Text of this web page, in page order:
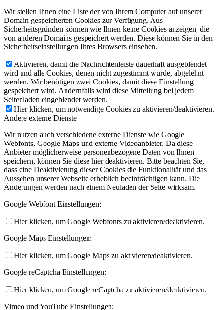
Wir stellen Ihnen eine Liste der von Ihrem Computer auf unserer
Domain gespeicherten Cookies zur Verfügung. Aus
Sicherheitsgründen können wie Ihnen keine Cookies anzeigen, die
von anderen Domains gespeichert werden. Diese können Sie in den
Sicherheitseinstellungen Ihres Browsers einsehen.
Aktivieren, damit die Nachrichtenleiste dauerhaft ausgeblendet
wird und alle Cookies, denen nicht zugestimmt wurde, abgelehnt
werden. Wir benötigen zwei Cookies, damit diese Einstellung
gespeichert wird. Andernfalls wird diese Mitteilung bei jedem
Seitenladen eingeblendet werden.
Hier klicken, um notwendige Cookies zu aktivieren/deaktivieren.
Andere externe Dienste
Wir nutzen auch verschiedene externe Dienste wie Google
Webfonts, Google Maps und externe Videoanbieter. Da diese
Anbieter möglicherweise personenbezogene Daten von Ihnen
speichern, können Sie diese hier deaktivieren. Bitte beachten Sie,
dass eine Deaktivierung dieser Cookies die Funktionalität und das
Aussehen unserer Webseite erheblich beeinträchtigen kann. Die
Änderungen werden nach einem Neuladen der Seite wirksam.
Google Webfont Einstellungen:
Hier klicken, um Google Webfonts zu aktivieren/deaktivieren.
Google Maps Einstellungen:
Hier klicken, um Google Maps zu aktivieren/deaktivieren.
Google reCaptcha Einstellungen:
Hier klicken, um Google reCaptcha zu aktivieren/deaktivieren.
Vimeo und YouTube Einstellungen: